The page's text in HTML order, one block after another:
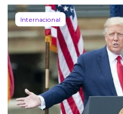
Internacional